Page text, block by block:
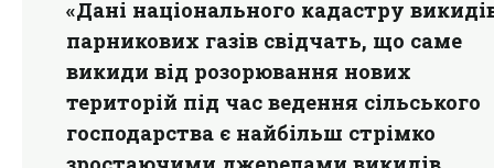
«Дані національного кадастру
парникових газів свідчать, що саме
викиди від розорювання нових
територій під час ведення сільського
господарства є найбільш стрімко